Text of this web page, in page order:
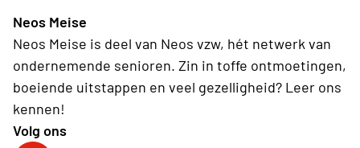
Neos Meise
Neos Meise is deel van Neos vzw, hét netwerk van
ondernemende senioren. Zin in toffe ontmoetingen,
boeiende uitstappen en veel gezelligheid? Leer ons
kennen!
Volg ons